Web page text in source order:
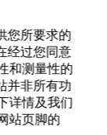
您所要求的
经过您同意
和测量性的
并非所有功
详情及我们
站页脚的
我们的各